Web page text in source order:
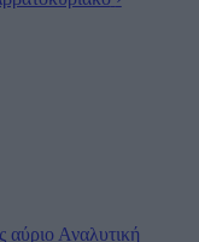
αύριο Αναλυτική